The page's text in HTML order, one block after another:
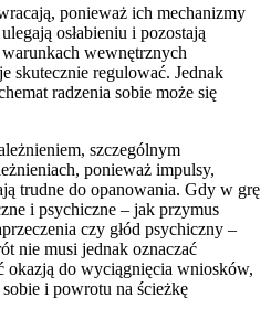
ponieważ ich mechanizmy
osłabieniu i pozostają
wewnętrznych
skutecznie regulować. Jednak
radzenia sobie może się
szczególnym
ponieważ impulsy,
trudne do opanowania. Gdy w grę
i psychiczne – jak przymus
czy głód psychiczny –
nie musi jednak oznaczać
okazją do wyciągnięcia wniosków,
i powrotu na ścieżkę